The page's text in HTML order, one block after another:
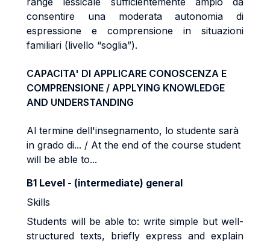
consentire una moderata autonomia di
espressione e comprensione in situazioni
familiari (livello “soglia”).
CAPACITA' DI APPLICARE CONOSCENZA E
COMPRENSIONE / APPLYING KNOWLEDGE
AND UNDERSTANDING
Al termine dell'insegnamento, lo studente sarà
in grado di... / At the end of the course student
will be able to...
B1 Level - (intermediate) general
Skills
Students will be able to: write simple but well-
structured texts, briefly express and explain